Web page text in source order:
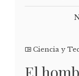
Ciencia y